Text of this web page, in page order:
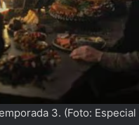
3. (Foto: